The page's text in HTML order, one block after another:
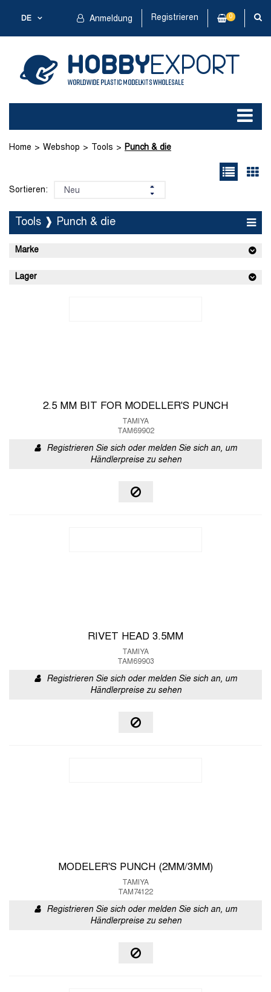
DE Anmeldung Registrieren 0
Home Webshop Tools Punch & die
Sortieren:
Tools ❱ Punch & die
Marke
Lager
2.5 MM BIT FOR MODELLER'S PUNCH
TAMIYA
TAM69902
Registrieren Sie sich oder melden Sie sich an, um
Händlerpreise zu sehen
RIVET HEAD 3.5MM
TAMIYA
TAM69903
Registrieren Sie sich oder melden Sie sich an, um
Händlerpreise zu sehen
MODELER'S PUNCH (2MM/3MM)
TAMIYA
TAM74122
Registrieren Sie sich oder melden Sie sich an, um
Händlerpreise zu sehen